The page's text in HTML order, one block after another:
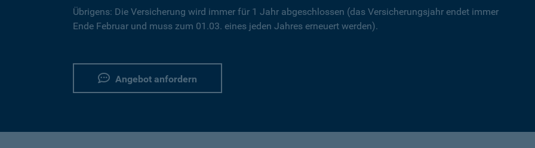
Übrigens: Die Versicherung wird immer für 1 Jahr abgeschlossen (das Versicherungsjahr endet immer
Ende Februar und muss zum 01.03. eines jeden Jahres erneuert werden).
Angebot anfordern